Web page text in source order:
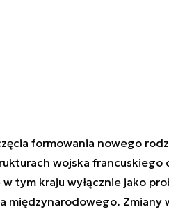
formowania nowego
wojska francuskiego
tym kraju wyłącznie jako
międzynarodowego. Zmiany